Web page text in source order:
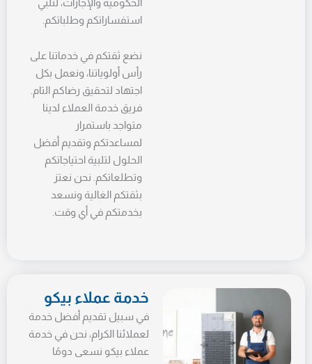
الحكومية والإجازات، لنلبي
استفساراتكم وطلباتكم.
نضع ثقتكم في خدماتنا على
رأس أولوياتنا، ونعمل بكل
اجتهاد لتحقيق رضاكم التام.
فريق خدمة العملاء لدينا
متواجد باستمرار
لمساعدتكم وتقديم أفضل
الحلول لتلبية احتياجاتكم
وتطلعاتكم. نحن نعتز
بثقتكم الغالية ونسعد
بخدمتكم في أي وقت.
خدمة عملاء بيكو
في سبيل تقديم أفضل خدمة
لعملائنا الكرام، نحن في خدمة
عملاء بيكو نسعى دومًا